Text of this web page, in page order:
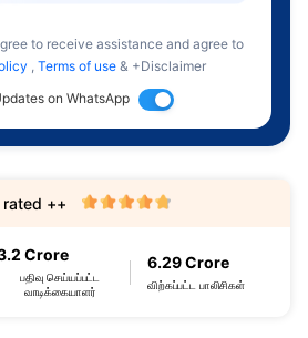
to receive assistance and agree to
, Terms of use & +Disclaimer
on WhatsApp
Crore
பதிவு செய்யப்பட்ட
வாடிக்கையாளர்
6.29 Crore
விற்கப்பட்ட பாலிசிகள்
++